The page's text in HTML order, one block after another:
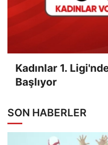
Kadınlar 1.
Başlıyor
SON HABERLER